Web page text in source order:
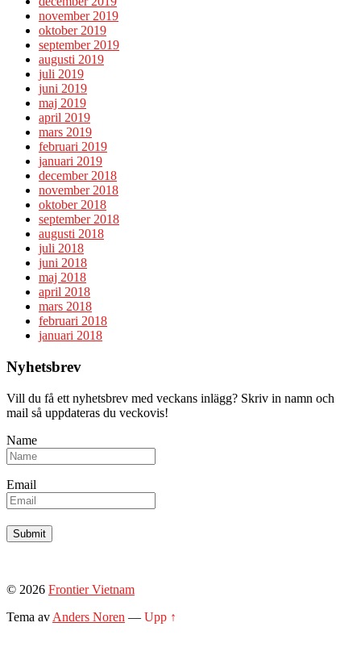
november 2019
oktober 2019
september 2019
augusti 2019
juli 2019
juni 2019
maj 2019
april 2019
mars 2019
februari 2019
januari 2019
december 2018
november 2018
oktober 2018
september 2018
augusti 2018
juli 2018
juni 2018
maj 2018
april 2018
mars 2018
februari 2018
januari 2018
Nyhetsbrev
Vill du få ett nyhetsbrev med veckans inlägg? Skriv in namn och
mail så uppdateras du veckovis!
Name
Email
© 2026 Frontier Vietnam
Tema av Anders Noren — Upp ↑